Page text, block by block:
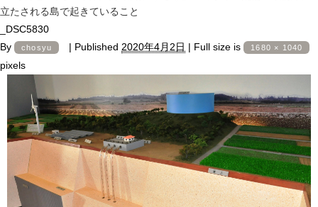
立たされる島で起きていること
_DSC5830
By
chosyu | Published 2020年4月2日 | Full size is 1680 × 1040
pixels